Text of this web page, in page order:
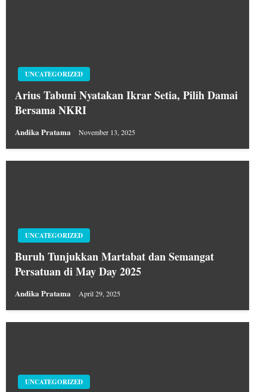
UNCATEGORIZED
Arius Tabuni Nyatakan Ikrar Setia, Pilih Damai
Bersama NKRI
Andika Pratama November 13, 2025
UNCATEGORIZED
Buruh Tunjukkan Martabat dan Semangat
Persatuan di May Day 2025
Andika Pratama April 29, 2025
UNCATEGORIZED